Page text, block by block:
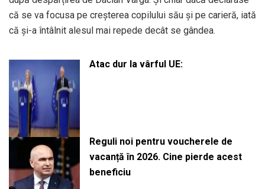
că se va focusa pe creșterea copilului său și pe carieră, iată
că și-a întâlnit alesul mai repede decât se gândea.
Atac dur la vârful UE:
Reguli noi pentru voucherele de
vacanță în 2026. Cine pierde acest
beneficiu